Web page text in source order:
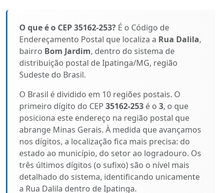
O que é o CEP 35162-253? É o Código de
Endereçamento Postal que localiza a Rua Dalila,
bairro Bom Jardim, dentro do sistema de
distribuição postal de Ipatinga/MG, região
Sudeste do Brasil.
O Brasil é dividido em 10 regiões postais. O
primeiro dígito do CEP 35162-253 é o 3, o que
posiciona este endereço na região postal que
abrange Minas Gerais. À medida que avançamos
nos dígitos, a localização fica mais precisa: do
estado ao município, do setor ao logradouro. Os
três últimos dígitos (o sufixo) são o nível mais
detalhado do sistema, identificando unicamente
a Rua Dalila dentro de Ipatinga.